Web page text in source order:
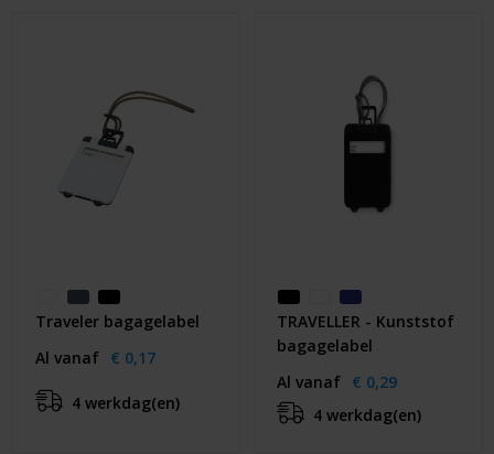
Auto & Veiligheid
Gezondheid & Verzorging
Cadeaubonnen
Traveler bagagelabel
Al vanaf € 0,17
4 werkdag(en)
TRAVELLER - Kunststof
bagagelabel
Al vanaf € 0,29
4 werkdag(en)